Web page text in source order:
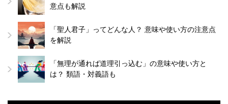
意点も解説
「聖人君子」ってどんな人？ 意味や使い方の注意点
を解説
「無理が通れば道理引っ込む」の意味や使い方と
は？ 類語・対義語も